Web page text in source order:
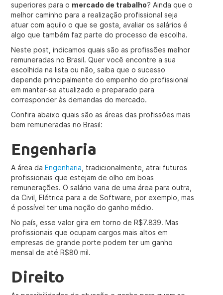
superiores para o mercado de trabalho? Ainda que o
melhor caminho para a realização profissional seja
atuar com aquilo o que se gosta, avaliar os salários é
algo que também faz parte do processo de escolha.
Neste post, indicamos quais são as profissões melhor
remuneradas no Brasil. Quer você encontre a sua
escolhida na lista ou não, saiba que o sucesso
depende principalmente do empenho do profissional
em manter-se atualizado e preparado para
corresponder às demandas do mercado.
Confira abaixo quais são as áreas das profissões mais
bem remuneradas no Brasil:
Engenharia
A área daEngenharia , tradicionalmente, atrai futuros
profissionais que estejam de olho em boas
remunerações. O salário varia de uma área para outra,
da Civil, Elétrica para a de Software, por exemplo, mas
é possível ter uma noção do ganho médio.
No país, esse valor gira em torno de R$7.839. Mas
profissionais que ocupam cargos mais altos em
empresas de grande porte podem ter um ganho
mensal de até R$80 mil.
Direito